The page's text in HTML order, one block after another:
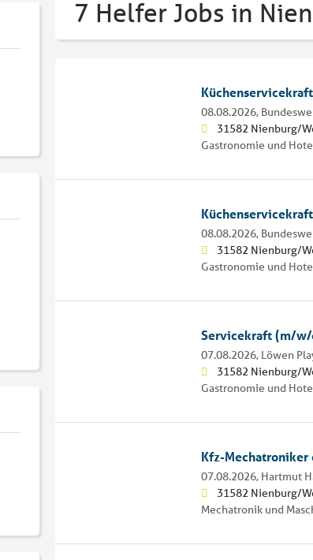
7 Helfer Jobs in
08.08.2026,
31582 Nienburg/
Gastronomie und
08.08.2026,
31582 Nienburg/
Gastronomie und
Servicekraft (m/
07.08.2026, Löwen
31582 Nienburg/
Gastronomie und
Kfz-
07.08.2026, Hartmut
31582 Nienburg/
Mechatronik und